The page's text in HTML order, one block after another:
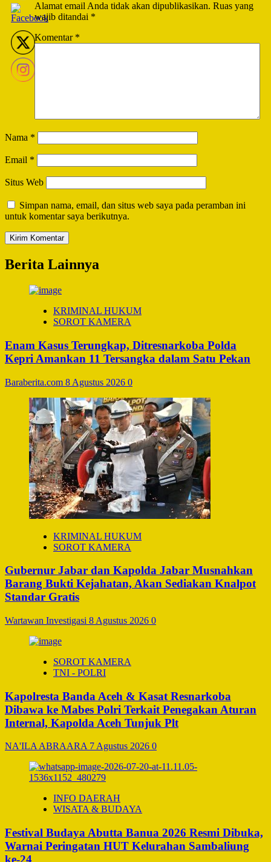
Alamat email Anda tidak akan dipublikasikan. Ruas yang
wajib ditandai *
Komentar *
Nama *
Email *
Situs Web
Simpan nama, email, dan situs web saya pada peramban ini
untuk komentar saya berikutnya.
Berita Lainnya
KRIMINAL HUKUM
SOROT KAMERA
Enam Kasus Terungkap, Ditresnarkoba Polda
Kepri Amankan 11 Tersangka dalam Satu Pekan
Baraberita.com 8 Agustus 2026 0
KRIMINAL HUKUM
SOROT KAMERA
Gubernur Jabar dan Kapolda Jabar Musnahkan
Barang Bukti Kejahatan, Akan Sediakan Knalpot
Standar Gratis
Wartawan Investigasi 8 Agustus 2026 0
SOROT KAMERA
TNI - POLRI
Kapolresta Banda Aceh & Kasat Resnarkoba
Dibawa ke Mabes Polri Terkait Penegakan Aturan
Internal, Kapolda Aceh Tunjuk Plt
NA'ILA ABRAARA 7 Agustus 2026 0
INFO DAERAH
WISATA & BUDAYA
Festival Budaya Abutta Banua 2026 Resmi Dibuka,
Warnai Peringatan HUT Kelurahan Sambaliung
ke-24